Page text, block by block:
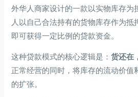
外华人商家设计的一款以实物库存为
人以自己合法持有的货物库存作为抵
即可获得一定比例的贷款资金。
这种贷款模式的核心逻辑是：货还在
正常经营的同时，将库存的流动价值
的扩张。